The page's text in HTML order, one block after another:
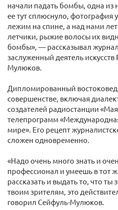
начали падать бомбы, одна
ее тут сплюснуло, фотография
лежим на спине, а над нами
летчики, рыжие волосы их
бомбы», — рассказывал
заслуженный деятель
Мулюков.
Дипломированный
совершенстве, включая
создателей радиостанции
телепрограмм
мире». Его рецепт
сложен одновременно.
«Надо очень много знать и
профессионал и умеешь в тот
рассказать и выдать то, что ты
твоим зрителям, это
говорил Сейфуль-Мулюков.